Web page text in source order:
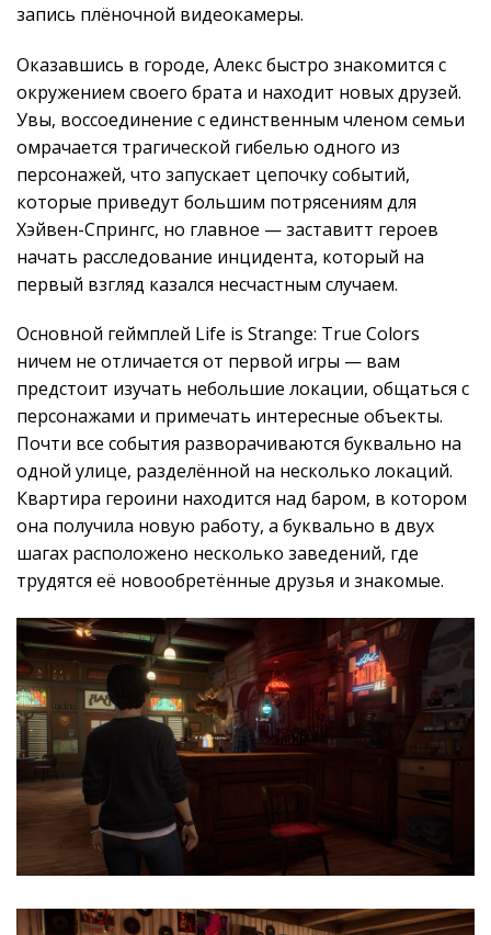
запись плёночной видеокамеры.
Оказавшись в городе, Алекс быстро знакомится с
окружением своего брата и находит новых друзей.
Увы, воссоединение с единственным членом семьи
омрачается трагической гибелью одного из
персонажей, что запускает цепочку событий,
которые приведут большим потрясениям для
Хэйвен-Спрингс, но главное — заставитт героев
начать расследование инцидента, который на
первый взгляд казался несчастным случаем.
Основной геймплей Life is Strange: True Colors
ничем не отличается от первой игры — вам
предстоит изучать небольшие локации, общаться с
персонажами и примечать интересные объекты.
Почти все события разворачиваются буквально на
одной улице, разделённой на несколько локаций.
Квартира героини находится над баром, в котором
она получила новую работу, а буквально в двух
шагах расположено несколько заведений, где
трудятся её новообретённые друзья и знакомые.